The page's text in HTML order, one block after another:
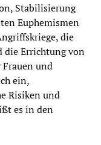
Stabilisierung
Euphemismen
die
die Errichtung von
und
ein,
Risiken und
es in den